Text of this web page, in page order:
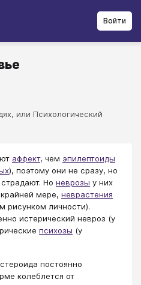
Войти
или Психологический
аффект, чем эпилептоиды
), поэтому они не сразу, но
Но неврозы у них
мере, неврастения
рисунком личности).
истерический невроз (у
психозы (у
постоянно
колеблется от